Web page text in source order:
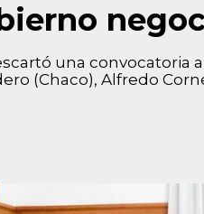
una convocatoria
(Chaco), Alfredo